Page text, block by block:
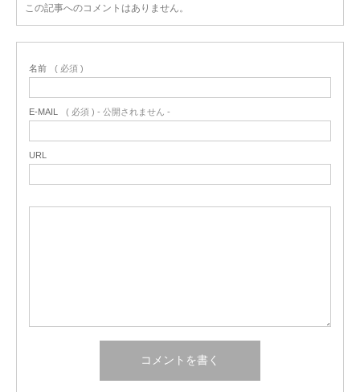
この記事へのコメントはありません。
名前 ( 必須 )
E-MAIL ( 必須 ) - 公開されません -
URL